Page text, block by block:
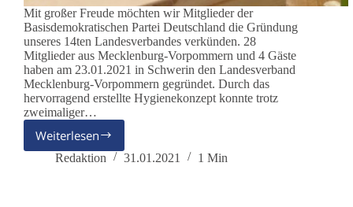
Mit großer Freude möchten wir Mitglieder der
Basisdemokratischen Partei Deutschland die Gründung
unseres 14ten Landesverbandes verkünden. 28
Mitglieder aus Mecklenburg-Vorpommern und 4 Gäste
haben am 23.01.2021 in Schwerin den Landesverband
Mecklenburg-Vorpommern gegründet. Durch das
hervorragend erstellte Hygienekonzept konnte trotz
zweimaliger…
WeiterlesenMecklenburg-
Vorpommern
Redaktion 31.01.2021 1 Min